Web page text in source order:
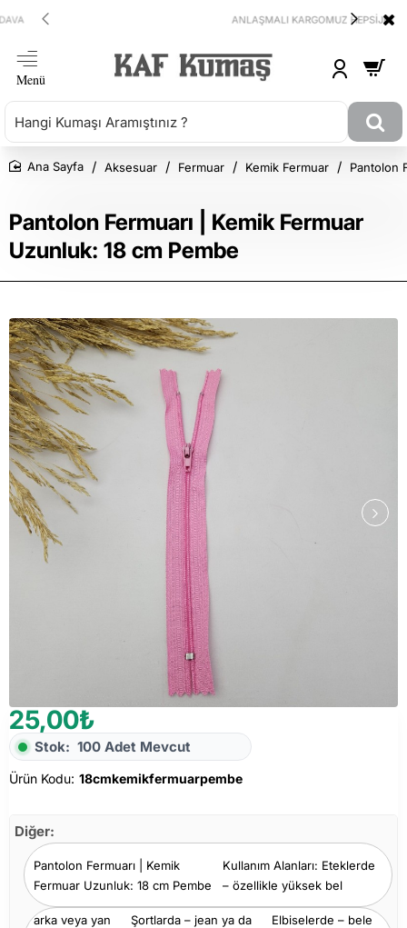
ANLAŞMALI KARGOMUZ HEPSİJET
Pantolon Fermuarı | Kemik Fermuar
Uzunluk: 18 cm Pembe
Aksesuar Fermuar Kemik Fermuar Pantolon
25,00₺
Stok: 100 Adet Mevcut
Ürün Kodu: 18cmkemikfermuarpembe
Diğer:
Pantolon Fermuarı | Kemik
Fermuar Uzunluk: 18 cm Pembe
Kullanım Alanları: Eteklerde
– özellikle yüksek bel
arka veya yan
Şortlarda – jean ya da
Elbiselerde – bele